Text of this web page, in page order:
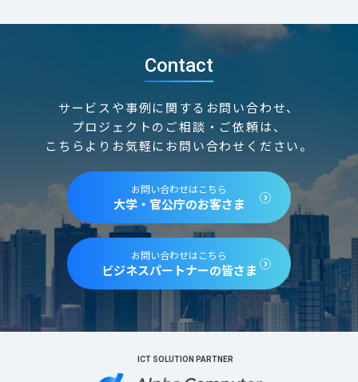
Contact
サービスや事例に関するお問い合わせ、
プロジェクトのご相談・ご依頼は、
こちらよりお気軽にお問い合わせください。
お問い合わせはこちら
大学・官公庁のお客さま
お問い合わせはこちら
ビジネスパートナーの皆さま
ICT SOLUTION PARTNER